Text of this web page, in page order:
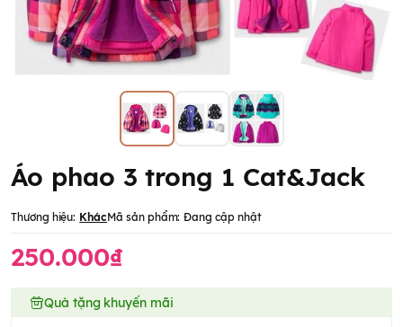
Áo phao 3 trong 1 Cat&Jack
Thương hiệu: KhácMã sản phẩm: Đang cập nhật
250.000₫
Quà tặng khuyến mãi